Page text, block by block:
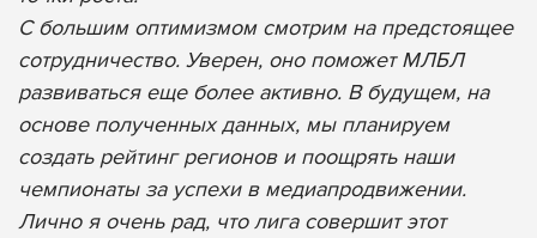
С большим оптимизмом смотрим на предстоящее
сотрудничество. Уверен, оно поможет МЛБЛ
развиваться еще более активно. В будущем, на
основе полученных данных, мы планируем
создать рейтинг регионов и поощрять наши
чемпионаты за успехи в медиапродвижении.
Лично я очень рад, что лига совершит этот